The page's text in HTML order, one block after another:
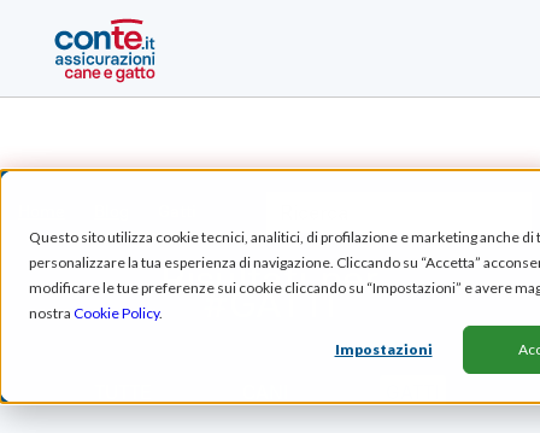
Questo sito utilizza cookie tecnici, analitici, di profilazione e marketing anche
personalizzare la tua esperienza di navigazione. Cliccando su “Accetta”
modificare le tue preferenze sui cookie cliccando su “Impostazioni” e avere
nostra Cookie Policy.
Impostazioni
Risultati per
#GATTI